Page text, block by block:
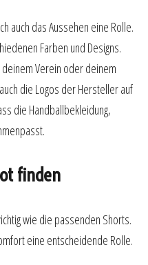
auch das Aussehen eine Rolle.
Farben und Designs.
Verein oder deinem
die Logos der Hersteller auf
die Handballbekleidung,
finden
wie die passenden Shorts.
eine entscheidende Rolle.